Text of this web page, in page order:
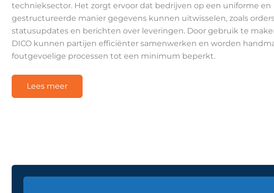
technieksector. Het zorgt ervoor dat bedrijven op een uniforme en
gestructureerde manier gegevens kunnen uitwisselen, zoals
statusupdates en berichten over leveringen. Door gebruik te
DICO kunnen partijen efficiënter samenwerken en worden
foutgevoelige processen tot een minimum beperkt.
Lees meer